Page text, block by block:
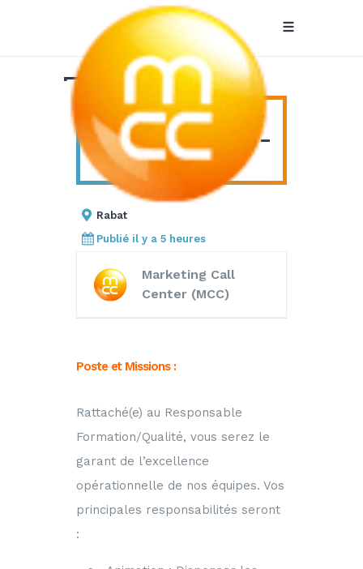
Formateur /
Talent
Developer
(FR/ANG) –
H/F
FORMATEUR / TALENT
DEVELOPER (FR/ANG) –
H/F
Rabat
Publié il y a 5 heures
Marketing Call
Center (MCC)
Poste et Missions :
Rattaché(e) au Responsable
Formation/Qualité, vous serez le
garant de l’excellence
opérationnelle de nos équipes. Vos
principales responsabilités seront
: